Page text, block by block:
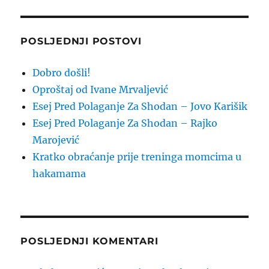
POSLJEDNJI POSTOVI
Dobro došli!
Oproštaj od Ivane Mrvaljević
Esej Pred Polaganje Za Shodan – Jovo Karišik
Esej Pred Polaganje Za Shodan – Rajko
Marojević
Kratko obraćanje prije treninga momcima u
hakamama
POSLJEDNJI KOMENTARI